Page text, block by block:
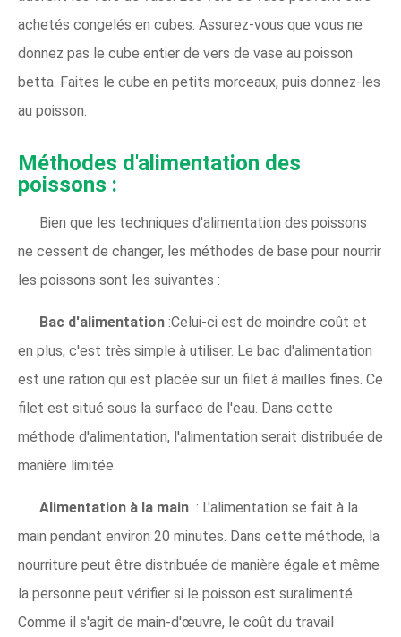
achetés congelés en cubes. Assurez-vous que vous ne
donnez pas le cube entier de vers de vase au poisson
betta. Faites le cube en petits morceaux, puis donnez-les
au poisson.
Méthodes d'alimentation des
poissons :
Bien que les techniques d'alimentation des poissons
ne cessent de changer, les méthodes de base pour nourrir
les poissons sont les suivantes :
Bac d'alimentation :Celui-ci est de moindre coût et
en plus, c'est très simple à utiliser. Le bac d'alimentation
est une ration qui est placée sur un filet à mailles fines. Ce
filet est situé sous la surface de l'eau. Dans cette
méthode d'alimentation, l'alimentation serait distribuée de
manière limitée.
Alimentation à la main : L'alimentation se fait à la
main pendant environ 20 minutes. Dans cette méthode, la
nourriture peut être distribuée de manière égale et même
la personne peut vérifier si le poisson est suralimenté.
Comme il s'agit de main-d'œuvre, le coût du travail